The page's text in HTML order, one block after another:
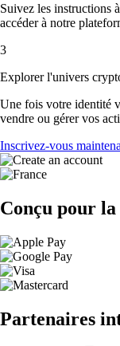
Suivez les instructions
accéder à notre
3
Explorer l'univers
Une fois votre identité
vendre ou gérer vos
Inscrivez-vous
Conçu pour
Partenaires